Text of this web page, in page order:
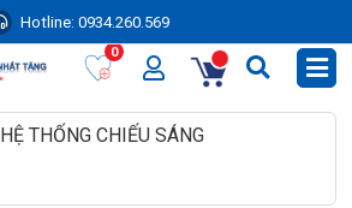
Hotline: 0934.260.569
0
HỆ THỐNG CHIẾU SÁNG